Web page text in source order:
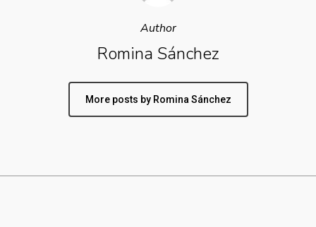
Author
Romina Sánchez
More posts by Romina Sánchez